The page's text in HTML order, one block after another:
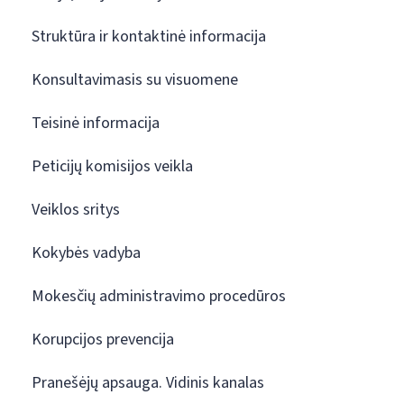
Struktūra ir kontaktinė informacija
Konsultavimasis su visuomene
Teisinė informacija
Peticijų komisijos veikla
Veiklos sritys
Kokybės vadyba
Mokesčių administravimo procedūros
Korupcijos prevencija
Pranešėjų apsauga. Vidinis kanalas